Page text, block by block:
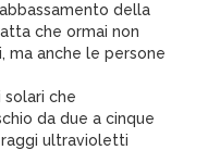
della
che ormai non
ma anche le persone
solari che
da due a cinque
ultravioletti